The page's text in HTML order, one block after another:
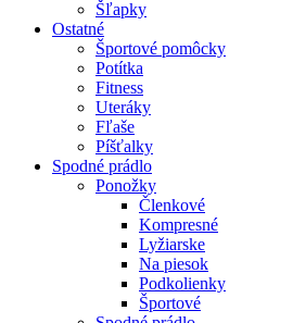
Šľapky
Ostatné
Športové pomôcky
Potítka
Fitness
Uteráky
Fľaše
Píšťalky
Spodné prádlo
Ponožky
Členkové
Kompresné
Lyžiarske
Na piesok
Podkolienky
Športové